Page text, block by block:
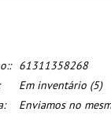
61311358268
Em inventário(5)
Enviamos no